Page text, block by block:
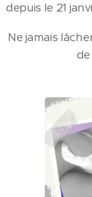
depuis le 21
Ne jamais
de